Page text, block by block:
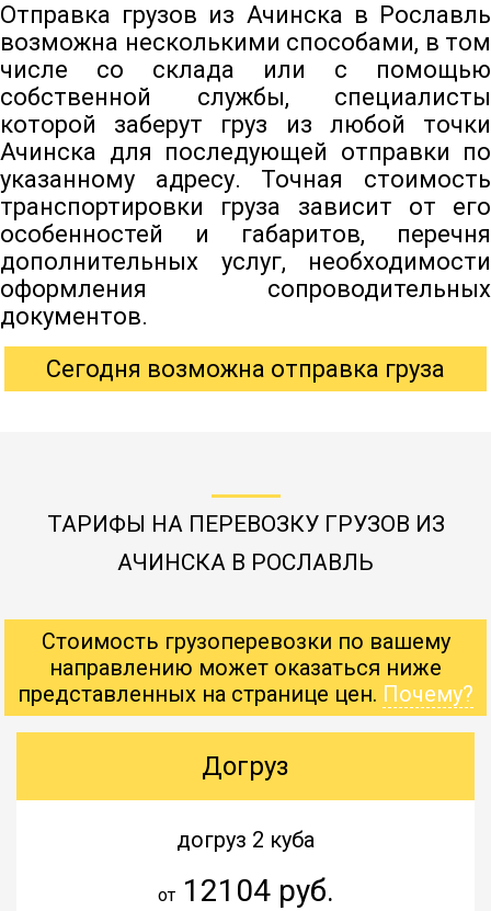
Отправка грузов из Ачинска в Рославль
возможна несколькими способами, в том
числе со склада или с помощью
собственной службы, специалисты
которой заберут груз из любой точки
Ачинска для последующей отправки по
указанному адресу. Точная стоимость
транспортировки груза зависит от его
особенностей и габаритов, перечня
дополнительных услуг, необходимости
оформления сопроводительных
документов.
Сегодня возможна отправка груза
ТАРИФЫ НА ПЕРЕВОЗКУ ГРУЗОВ ИЗ
АЧИНСКА В РОСЛАВЛЬ
Стоимость грузоперевозки по вашему
направлению может оказаться ниже
представленных на странице цен. Почему?
Догруз
догруз 2 куба
от12104 руб.